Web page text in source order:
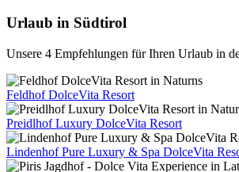
Urlaub in Südtirol
Unsere 4 Empfehlungen für Ihren Urlaub in
Feldhof DolceVita Resort
Preidlhof Luxury DolceVita Resort
Lindenhof Pure Luxury & Spa DolceVita